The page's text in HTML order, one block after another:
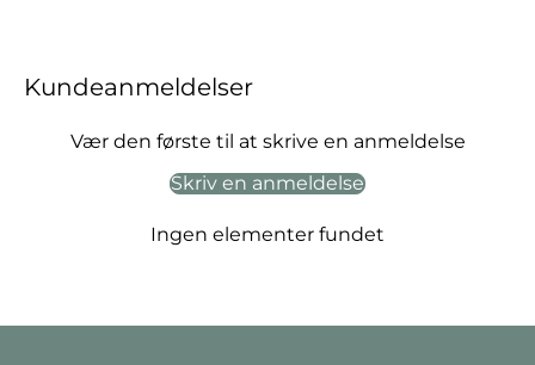
Kundeanmeldelser
Vær den første til at skrive en anmeldelse
Skriv en anmeldelse
Ingen elementer fundet